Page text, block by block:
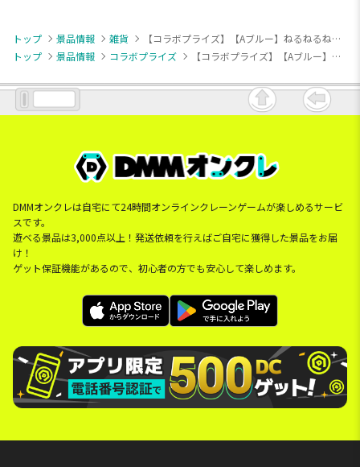
トップ 景品情報 雑貨
【コラボプライズ】【Aブルー】ねるねるねるね 保温保冷BIGマルチバッグ
トップ
景品情報 コラボプライズ 【コラボプライズ】【Aブルー】ねるねるねるね 保温保冷BIGマルチバッグ
DMMオンクレは自宅にて24時間オンラインクレーンゲームが楽しめるサービ
スです。
遊べる景品は3,000点以上！発送依頼を行えばご自宅に獲得した景品をお届
け！
ゲット保証機能があるので、初心者の方でも安心して楽しめます。